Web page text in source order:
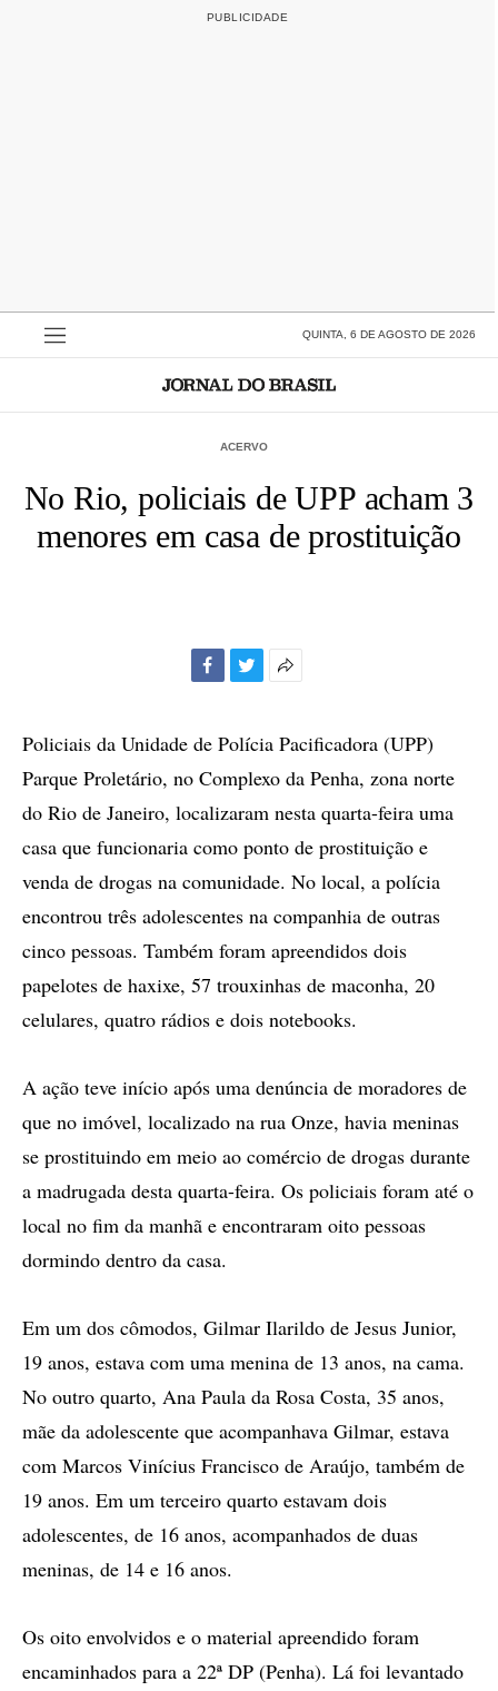
QUINTA, 6 DE AGOSTO DE 2026
ACERVO
No Rio, policiais de UPP acham 3
menores em casa de prostituição
compartilhamento
Policiais da Unidade de Polícia Pacificadora (UPP)
Parque Proletário, no Complexo da Penha, zona norte
do Rio de Janeiro, localizaram nesta quarta-feira uma
casa que funcionaria como ponto de prostituição e
venda de drogas na comunidade. No local, a polícia
encontrou três adolescentes na companhia de outras
cinco pessoas. Também foram apreendidos dois
papelotes de haxixe, 57 trouxinhas de maconha, 20
celulares, quatro rádios e dois notebooks.
A ação teve início após uma denúncia de moradores de
que no imóvel, localizado na rua Onze, havia meninas
se prostituindo em meio ao comércio de drogas durante
a madrugada desta quarta-feira. Os policiais foram até o
local no fim da manhã e encontraram oito pessoas
dormindo dentro da casa.
Em um dos cômodos, Gilmar Ilarildo de Jesus Junior,
19 anos, estava com uma menina de 13 anos, na cama.
No outro quarto, Ana Paula da Rosa Costa, 35 anos,
mãe da adolescente que acompanhava Gilmar, estava
com Marcos Vinícius Francisco de Araújo, também de
19 anos. Em um terceiro quarto estavam dois
adolescentes, de 16 anos, acompanhados de duas
meninas, de 14 e 16 anos.
Os oito envolvidos e o material apreendido foram
encaminhados para a 22ª DP (Penha). Lá foi levantado